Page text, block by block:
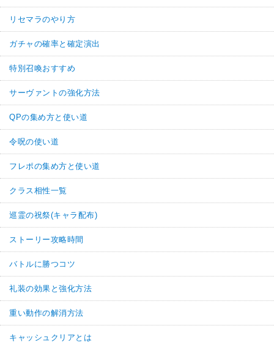
リセマラのやり方
ガチャの確率と確定演出
特別召喚おすすめ
サーヴァントの強化方法
QPの集め方と使い道
令呪の使い道
フレポの集め方と使い道
クラス相性一覧
巡霊の祝祭(キャラ配布)
ストーリー攻略時間
バトルに勝つコツ
礼装の効果と強化方法
重い動作の解消方法
キャッシュクリアとは